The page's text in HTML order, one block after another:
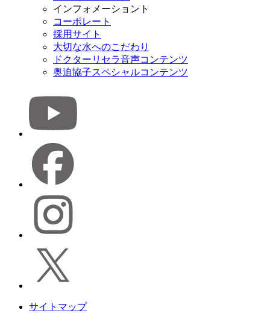
インフォメーショント
コーポレート
採用サイト
大切な水へのこだわり
ドクターリセラ音声コンテンツ
奥迫協子スペシャルコンテンツ
サイトマップ